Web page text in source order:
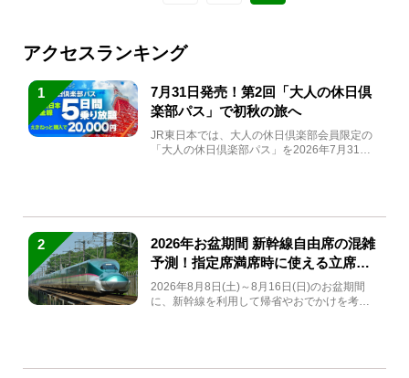
アクセスランキング
1
7月31日発売！第2回「大人の休日倶
楽部パス」で初秋の旅へ
JR東日本では、大人の休日倶楽部会員限定の
「大人の休日倶楽部パス」を2026年7月31日
2
2026年お盆期間 新幹線自由席の混雑
予測！指定席満席時に使える立席特
急券も解説
2026年8月8日(土)～8月16日(日)のお盆期間
に、新幹線を利用して帰省やおでかけを考え